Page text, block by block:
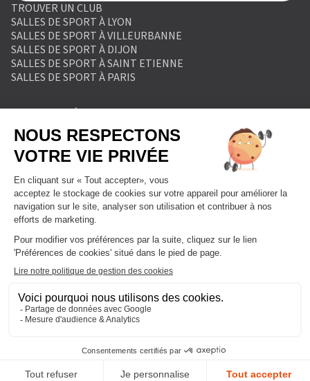
TROUVER UN CLUB
SALLES DE SPORT À LYON
SALLES DE SPORT À VILLEURBANNE
SALLES DE SPORT À DIJON
SALLES DE SPORT À SAINT ETIENNE
SALLES DE SPORT À PARIS
MENTIONS LÉGALES
POLITIQUE DE PROTECTION DES DONNÉES
POLITIQUE COOKIES
CONDITIONS GÉNÉRALES DE VENTE
FORMULAIRE DE RETRACTATION
FORMULAIRE DE RÉSILIATION
FORMULE ABONNEMENT
BLOG
DEVENIR FRANCHISÉ
NOUS CONTACTER
PLAN DU SITE
Tous droits réservés l'Appart Fitness Enseigne de Fitnessa Group